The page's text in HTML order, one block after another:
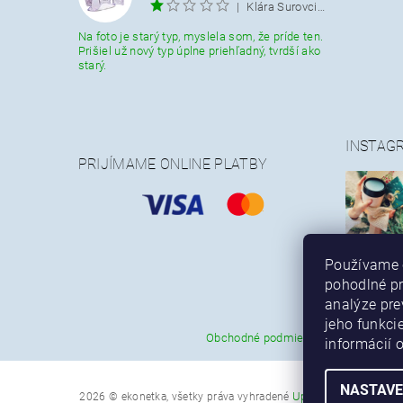
|
Klára Surovcikova
Na foto je starý typ, myslela som, že príde ten.
Prišiel už nový typ úplne priehľadný, tvrdší ako
starý.
PRIJÍMAME ONLINE PLATBY
Obchodné podmienky
|
2026 © ekonetka, všetky práva vyhradené Upraviť nastavenie
pohodlné
analýze
jeho
informácií